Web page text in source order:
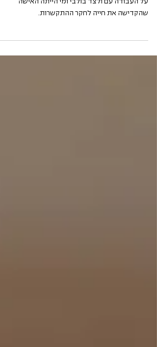
מרי איימסוורת', האם הגדולה של תיאוריית
על העבודה עם ולצד בולבי ומי הייתה האישה